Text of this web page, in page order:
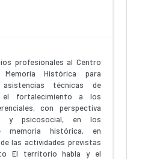
profesionales al Centro
Histórica para
técnicas de
el fortalecimiento a los
con perspectiva
y psicosocial, en los
memoria histórica, en
las actividades previstas
El territorio habla y el